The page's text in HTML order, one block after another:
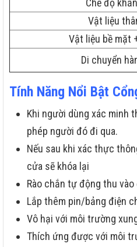
Chế độ
Vật liệu
Vật liệu bề mặt
Di chuyển
Tính Năng Nổi Bật
Khi người dùng xác minh
phép người đó đi qua.
Nếu sau khi xác thực
cửa sẽ khóa lại
Rào chắn tự động thu
Lắp thêm pin/bảng điện
Vô hại với môi trường
Thích ứng được với môi